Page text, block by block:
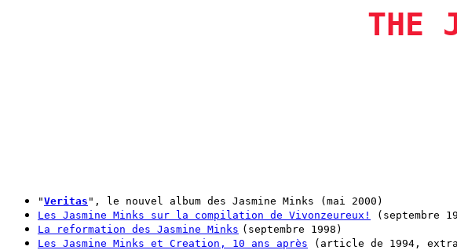
THE
"Veritas ", le nouvel album des Jasmine Minks (mai 2000)
Les Jasmine Minks sur la compilation de Vivonzeureux!
(septembre
La reformation des Jasmine Minks (septembre 1998)
Les Jasmine Minks et Creation, 10 ans après (article de 1994,